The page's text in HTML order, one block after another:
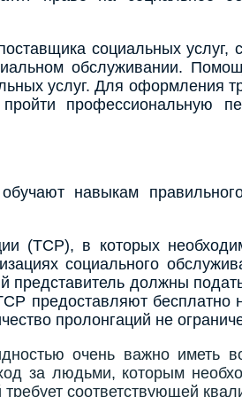
социальных услуг,
обслуживании.
услуг. Для оформления
профессиональную
навыкам
(ТСР), в которых
социального
представитель должны
предоставляют бесплатно
пролонгаций не
очень важно иметь
за людьми, которым
соответствующей